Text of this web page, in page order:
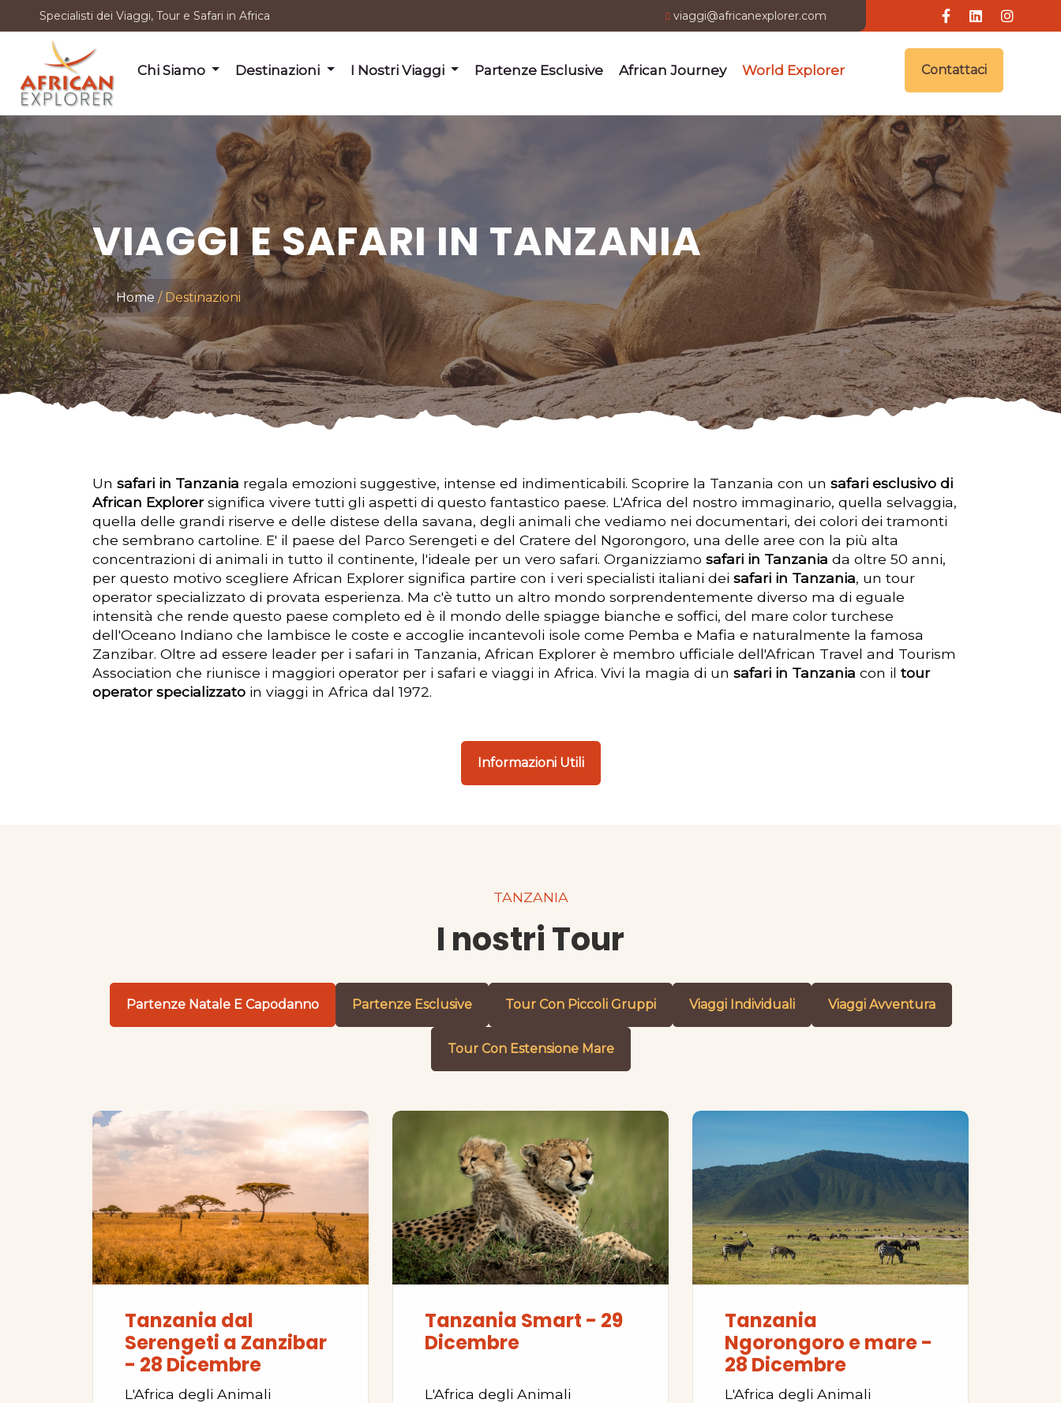
Specialisti dei Viaggi, Tour e Safari in Africa viaggi@africanexplorer.com
Chi Siamo Destinazioni I Nostri Viaggi Partenze Esclusive African Journey World Explorer Contattaci
VIAGGI E SAFARI IN TANZANIA
Home Destinazioni
Un safari in Tanzania regala emozioni suggestive, intense ed indimenticabili. Scoprire la Tanzania con un safari esclusivo di
African Explorersignifica vivere tutti gli aspetti di questo fantastico paese. L'Africa del nostro immaginario, quella selvaggia,
quella delle grandi riserve e delle distese della savana, degli animali che vediamo nei documentari, dei colori dei tramonti
che sembrano cartoline. E' il paese del Parco Serengeti e del Cratere del Ngorongoro, una delle aree con la più alta
concentrazioni di animali in tutto il continente, l'ideale per un vero safari. Organizziamo safari in Tanzania da oltre 50 anni,
per questo motivo scegliere African Explorer significa partire con i veri specialisti italiani dei safari in Tanzania, un tour
operator specializzato di provata esperienza. Ma c'è tutto un altro mondo sorprendentemente diverso ma di eguale
intensità che rende questo paese completo ed è il mondo delle spiagge bianche e soffici, del mare color turchese
dell'Oceano Indiano che lambisce le coste e accoglie incantevoli isole come Pemba e Mafia e naturalmente la famosa
Zanzibar. Oltre ad essere leader per i safari in Tanzania, African Explorer è membro ufficiale dell'African Travel and Tourism
Association che riunisce i maggiori operator per i safari e viaggi in Africa. Vivi la magia di un safari in Tanzania con il tour
operator specializzato in viaggi in Africa dal 1972.
Informazioni Utili
TANZANIA
I nostri Tour
Partenze Natale E Capodanno Partenze Esclusive Tour Con Piccoli Gruppi Viaggi Individuali Viaggi Avventura
Tour Con Estensione Mare
Tanzania dal
Serengeti a Zanzibar
- 28 Dicembre
L'Africa degli Animali
Tanzania Smart - 29
Dicembre
L'Africa degli Animali
Tanzania
Ngorongoro e mare -
28 Dicembre
L'Africa degli Animali